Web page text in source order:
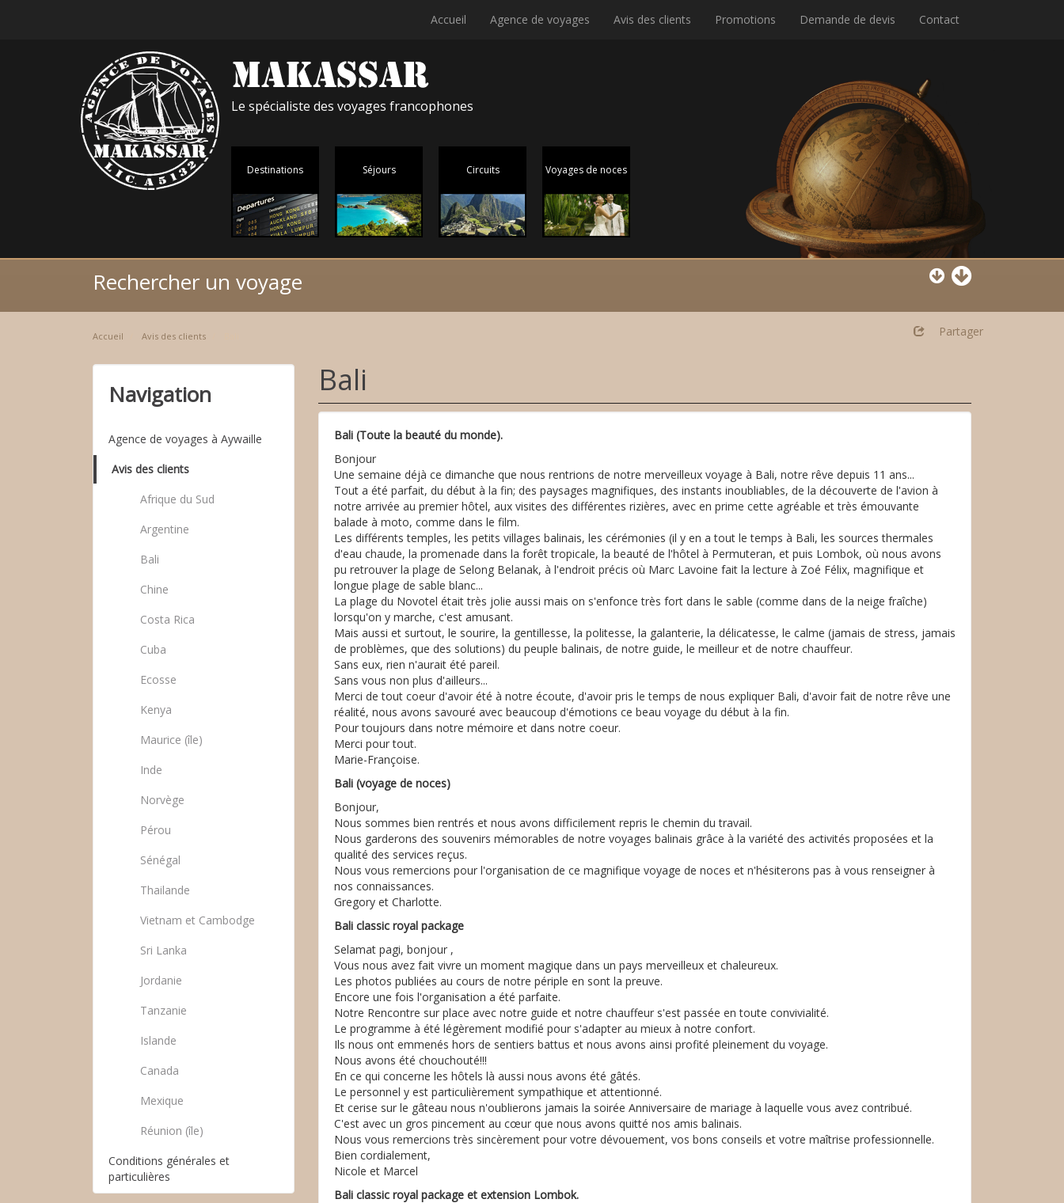
Accueil Agence de voyages Avis des clients Promotions Demande de devis Contact
Le spécialiste des voyages francophones
Destinations Séjours Circuits Voyages de noces
Rechercher un voyage
Accueil Avis des clients Partager
Navigation
Agence de voyages à Aywaille
Avis des clients
Afrique du Sud
Argentine
Bali
Chine
Costa Rica
Cuba
Ecosse
Kenya
Maurice (île)
Inde
Norvège
Pérou
Sénégal
Thailande
Vietnam et Cambodge
Sri Lanka
Jordanie
Tanzanie
Islande
Canada
Mexique
Réunion (île)
Conditions générales et
particulières
Bali
Bali (Toute la beauté du monde).
Bonjour
Une semaine déjà ce dimanche que nous rentrions de notre merveilleux voyage à Bali, notre rêve depuis 11 ans...
Tout a été parfait, du début à la fin; des paysages magnifiques, des instants inoubliables, de la découverte de l'avion à
notre arrivée au premier hôtel, aux visites des différentes rizières, avec en prime cette agréable et très émouvante
balade à moto, comme dans le film.
Les différents temples, les petits villages balinais, les cérémonies (il y en a tout le temps à Bali, les sources thermales
d'eau chaude, la promenade dans la forêt tropicale, la beauté de l'hôtel à Permuteran, et puis Lombok, où nous avons
pu retrouver la plage de Selong Belanak, à l'endroit précis où Marc Lavoine fait la lecture à Zoé Félix, magnifique et
longue plage de sable blanc...
La plage du Novotel était très jolie aussi mais on s'enfonce très fort dans le sable (comme dans de la neige fraîche)
lorsqu'on y marche, c'est amusant.
Mais aussi et surtout, le sourire, la gentillesse, la politesse, la galanterie, la délicatesse, le calme (jamais de stress, jamais
de problèmes, que des solutions) du peuple balinais, de notre guide, le meilleur et de notre chauffeur.
Sans eux, rien n'aurait été pareil.
Sans vous non plus d'ailleurs...
Merci de tout coeur d'avoir été à notre écoute, d'avoir pris le temps de nous expliquer Bali, d'avoir fait de notre rêve une
réalité, nous avons savouré avec beaucoup d'émotions ce beau voyage du début à la fin.
Pour toujours dans notre mémoire et dans notre coeur.
Merci pour tout.
Marie-Françoise.
Bali (voyage de noces)
Bonjour,
Nous sommes bien rentrés et nous avons difficilement repris le chemin du travail.
Nous garderons des souvenirs mémorables de notre voyages balinais grâce à la variété des activités proposées et la
qualité des services reçus.
Nous vous remercions pour l'organisation de ce magnifique voyage de noces et n'hésiterons pas à vous renseigner à
nos connaissances.
Gregory et Charlotte.
Bali classic royal package
Selamat pagi, bonjour ,
Vous nous avez fait vivre un moment magique dans un pays merveilleux et chaleureux.
Les photos publiées au cours de notre périple en sont la preuve.
Encore une fois l'organisation a été parfaite.
Notre Rencontre sur place avec notre guide et notre chauffeur s'est passée en toute convivialité.
Le programme à été légèrement modifié pour s'adapter au mieux à notre confort.
Ils nous ont emmenés hors de sentiers battus et nous avons ainsi profité pleinement du voyage.
Nous avons été chouchouté!!!
En ce qui concerne les hôtels là aussi nous avons été gâtés.
Le personnel y est particulièrement sympathique et attentionné.
Et cerise sur le gâteau nous n'oublierons jamais la soirée Anniversaire de mariage à laquelle vous avez contribué.
C'est avec un gros pincement au cœur que nous avons quitté nos amis balinais.
Nous vous remercions très sincèrement pour votre dévouement, vos bons conseils et votre maîtrise professionnelle.
Bien cordialement,
Nicole et Marcel
Bali classic royal package et extension Lombok.